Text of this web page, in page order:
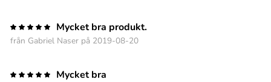
Mycket bra produkt.
från Gabriel Naser på 2019-08-20
Mycket bra